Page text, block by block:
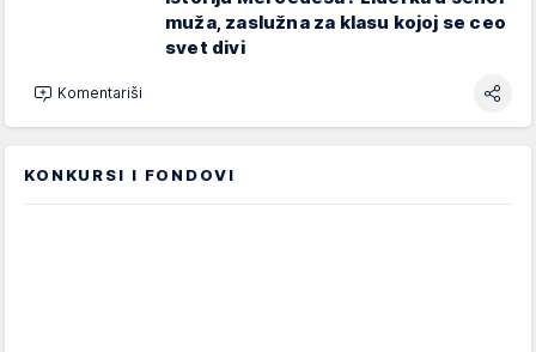
muža, zaslužna za klasu kojoj se ceo
svet divi
Komentariši
KONKURSI I FONDOVI